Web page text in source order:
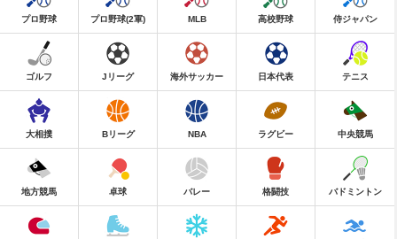
プロ野球 プロ野球(2軍) MLB 高校野球 侍ジャパン
ゴルフ Jリーグ 海外サッカー 日本代表 テニス
大相撲 Bリーグ NBA ラグビー 中央競馬
地方競馬 卓球 バレー 格闘技 バドミントン